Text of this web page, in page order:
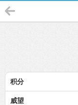
积分
威望